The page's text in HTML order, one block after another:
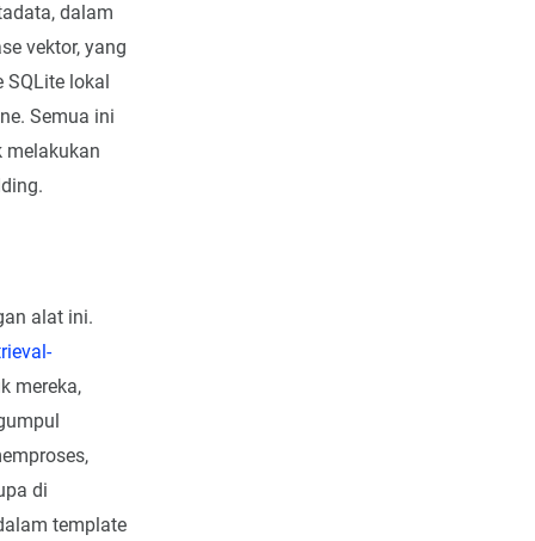
dalam
vektor, yang
lokal
Semua ini
melakukan
alat ini.
mereka,
di
template